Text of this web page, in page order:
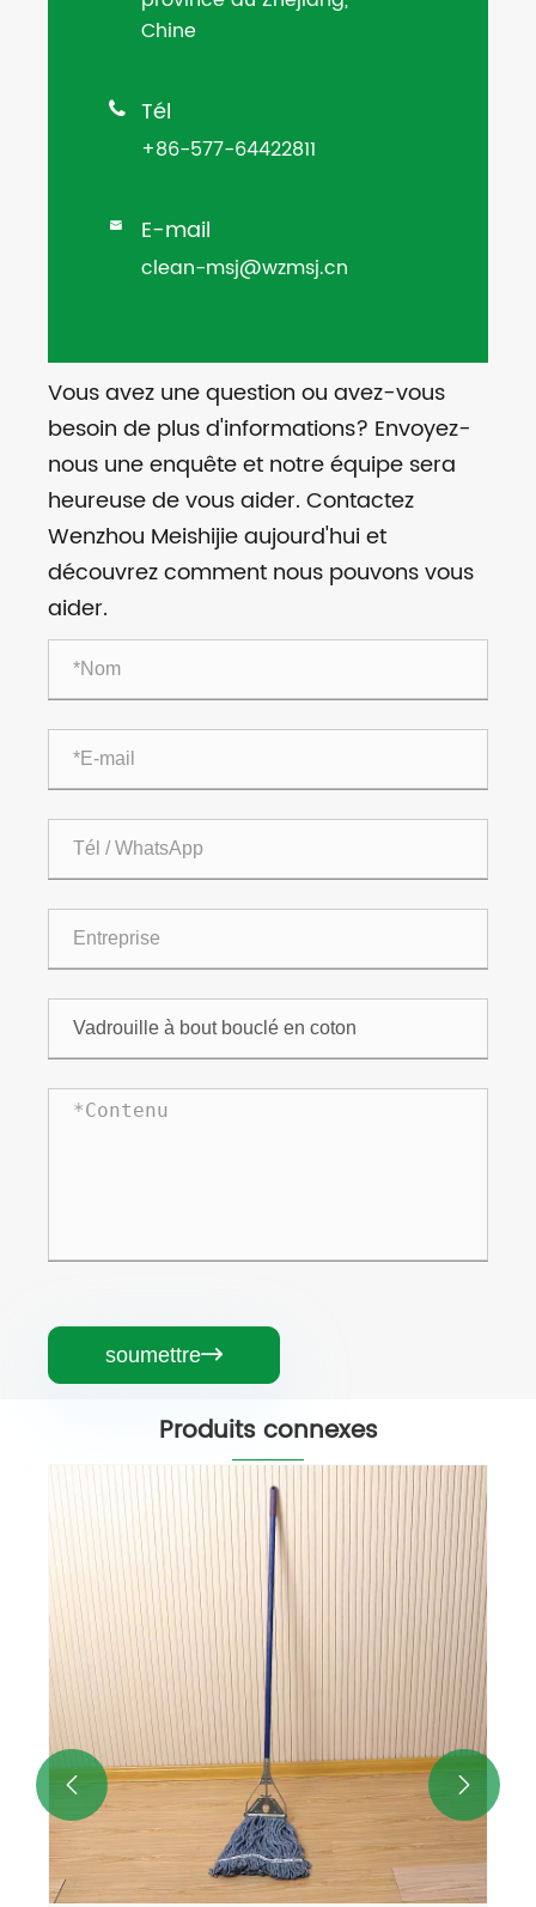
Chine
 Tél
+86-577-64422811
 E-mail
clean-msj@wzmsj.cn
Vous avez une question ou avez-vous
besoin de plus d'informations? Envoyez-
nous une enquête et notre équipe sera
heureuse de vous aider. Contactez
Wenzhou Meishijie aujourd'hui et
découvrez comment nous pouvons vous
aider.
soumettre
Produits connexes
Vadrouille en coton Kentucky à
extrémité bouclée avec manche en
bois
Voir plus >>
 